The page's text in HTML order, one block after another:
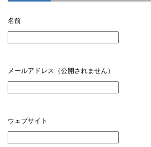
名前
メールアドレス（公開されません）
ウェブサイト